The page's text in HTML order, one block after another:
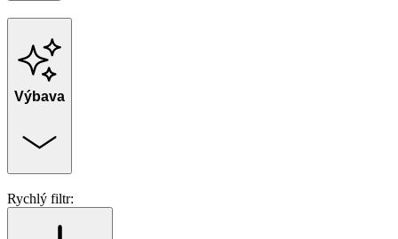
Výbava
Rychlý filtr: